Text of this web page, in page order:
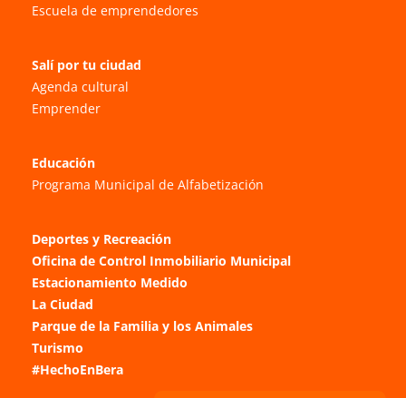
Escuela de emprendedores
Salí por tu ciudad
Agenda cultural
Emprender
Educación
Programa Municipal de Alfabetización
Deportes y Recreación
Oficina de Control Inmobiliario Municipal
Estacionamiento Medido
La Ciudad
Parque de la Familia y los Animales
Turismo
#HechoEnBera